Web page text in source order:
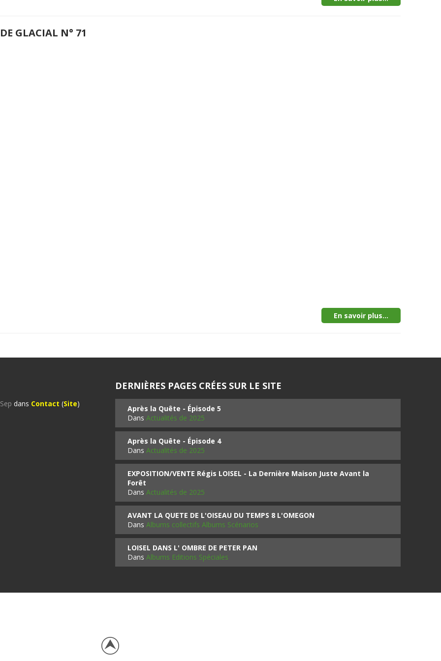
GLACIAL N° 71
En savoir plus...
dans Contact (Site)
DERNIÈRES PAGES CRÉES SUR LE SITE
Après la Quête - Épisode 5
Dans Actualités de 2025
Après la Quête - Épisode 4
Dans Actualités de 2025
EXPOSITION/VENTE Régis LOISEL - La Dernière Maison Juste Avant la
Forêt
Dans Actualités de 2025
AVANT LA QUETE DE L'OISEAU DU TEMPS 8 L'OMEGON
Dans Albums collectifs Albums Scénarios
LOISEL DANS L' OMBRE DE PETER PAN
Dans Albums Editions Spéciales